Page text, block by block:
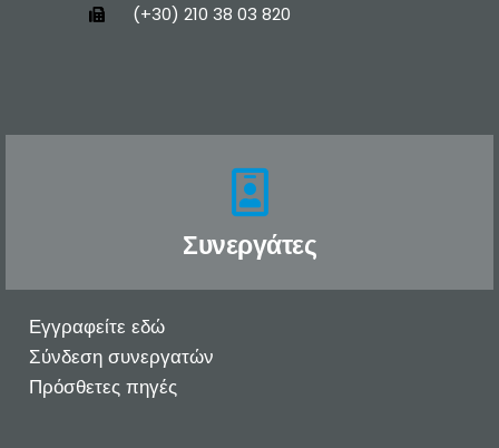
(+30) 210 38 03 820
Συνεργάτες
Εγγραφείτε εδώ
Σύνδεση συνεργατών
Πρόσθετες πηγές